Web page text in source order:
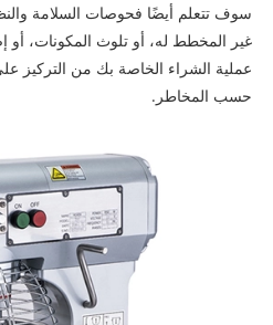
سوف تتعلم أيضًا فحوصات السلامة
غير المخطط له، أو تلوث المكونات،
عملية الشراء الخاصة بك من التركيز
حسب المخاطر.